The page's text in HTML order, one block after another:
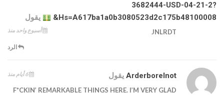
3682444-USD-04-21-2?
Hs=a617ba1a0b3080523d2c175b48100008&
يقول
أسبوع واحد منذ JNLRDT
الرد
Arderborelnot يقول 6 أيام منذ
F*CKIN’ REMARKABLE THINGS HERE. I’M VERY GLAD